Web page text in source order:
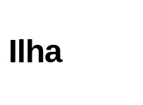
Ilha